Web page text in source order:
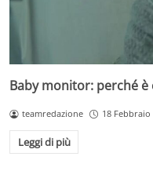
Baby monitor: perché
teamredazione 18 Febbraio
Leggi di più